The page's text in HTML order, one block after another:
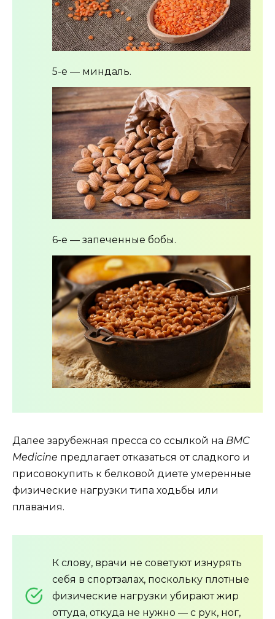
5-е — миндаль.
6-е — запеченные бобы.
Далее зарубежная пресса со ссылкой на BMC
Medicine предлагает отказаться от сладкого и
присовокупить к белковой диете умеренные
физические нагрузки типа ходьбы или
плавания.
К слову, врачи не советуют изнурять
себя в спортзалах, поскольку плотные
физические нагрузки убирают жир
оттуда, откуда не нужно — с рук, ног,